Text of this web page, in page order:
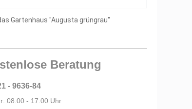
Gartenhaus "Augusta grüngrau"
Beratung
- 9636-84
08:00 - 17:00 Uhr